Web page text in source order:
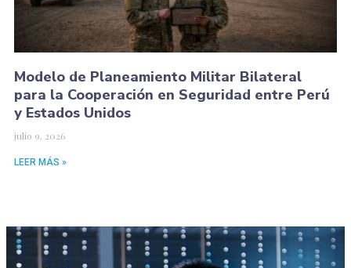
Modelo de Planeamiento Militar Bilateral
para la Cooperación en Seguridad entre Perú
y Estados Unidos
julio 9, 2026
LEER MÁS »